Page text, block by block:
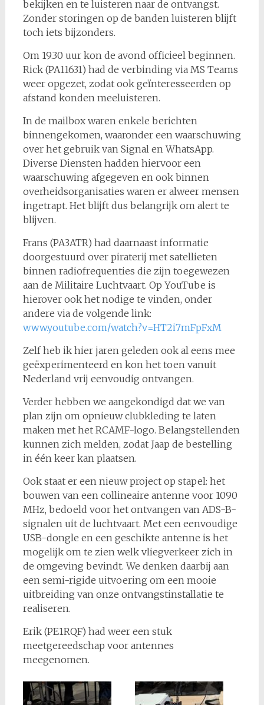
bekijken en te luisteren naar de ontvangst.
Zonder storingen op de banden luisteren blijft
toch iets bijzonders.
Om 19.30 uur kon de avond officieel beginnen.
Rick (PA11631) had de verbinding via MS Teams
weer opgezet, zodat ook geïnteresseerden op
afstand konden meeluisteren.
In de mailbox waren enkele berichten
binnengekomen, waaronder een waarschuwing
over het gebruik van Signal en WhatsApp.
Diverse Diensten hadden hiervoor een
waarschuwing afgegeven en ook binnen
overheidsorganisaties waren er alweer mensen
ingetrapt. Het blijft dus belangrijk om alert te
blijven.
Frans (PA3ATR) had daarnaast informatie
doorgestuurd over piraterij met satellieten
binnen radiofrequenties die zijn toegewezen
aan de Militaire Luchtvaart. Op YouTube is
hierover ook het nodige te vinden, onder
andere via de volgende link:
www.youtube.com/watch?v=HT2i7mFpFxM
Zelf heb ik hier jaren geleden ook al eens mee
geëxperimenteerd en kon het toen vanuit
Nederland vrij eenvoudig ontvangen.
Verder hebben we aangekondigd dat we van
plan zijn om opnieuw clubkleding te laten
maken met het RCAMF-logo. Belangstellenden
kunnen zich melden, zodat Jaap de bestelling
in één keer kan plaatsen.
Ook staat er een nieuw project op stapel: het
bouwen van een collineaire antenne voor 1090
MHz, bedoeld voor het ontvangen van ADS-B-
signalen uit de luchtvaart. Met een eenvoudige
USB-dongle en een geschikte antenne is het
mogelijk om te zien welk vliegverkeer zich in
de omgeving bevindt. We denken daarbij aan
een semi-rigide uitvoering om een mooie
uitbreiding van onze ontvangstinstallatie te
realiseren.
Erik (PE1RQF) had weer een stuk
meetgereedschap voor antennes
meegenomen.